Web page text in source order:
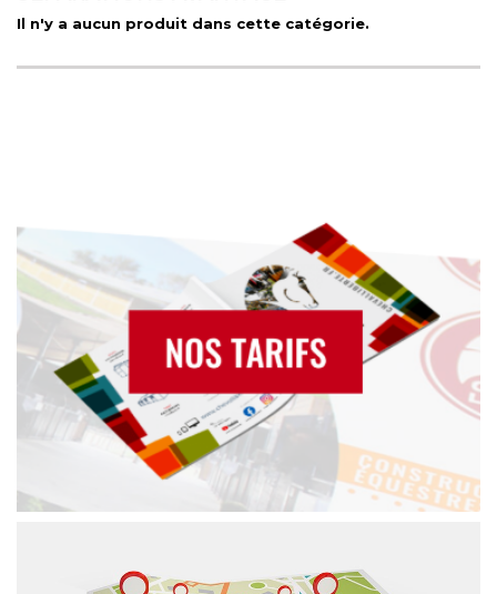
Il n'y a aucun produit dans cette catégorie.